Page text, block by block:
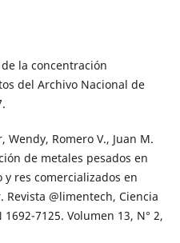
de la concentración
del Archivo Nacional de
Romero V., Juan M.
de metales pesados en
res comercializados en
@limentech, Ciencia
7125. Volumen 13, N° 2,